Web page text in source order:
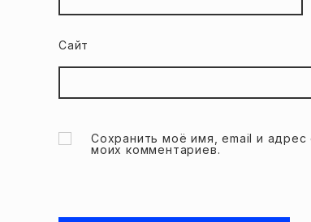
Сайт
Сохранить моё имя, email и
моих комментариев.